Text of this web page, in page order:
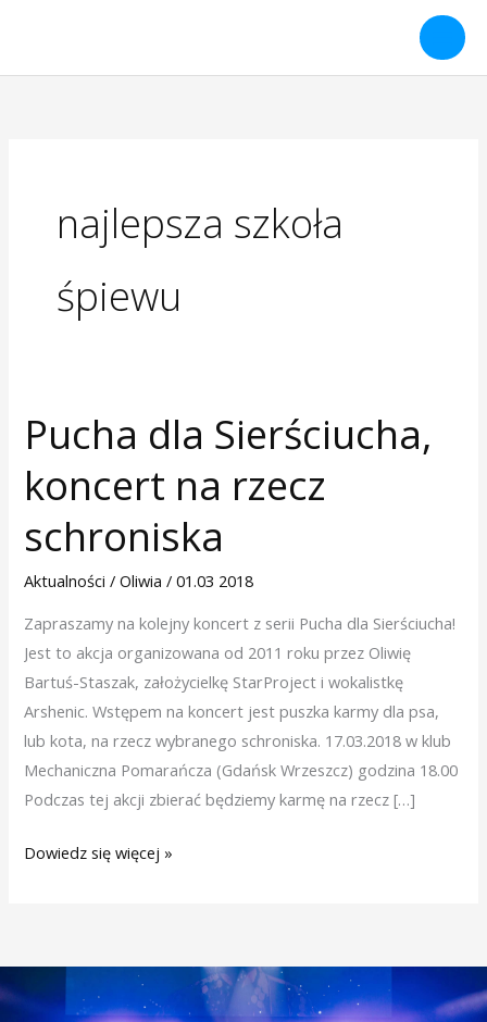
treści
najlepsza szkoła
śpiewu
Pucha dla Sierściucha,
koncert na rzecz
schroniska
Aktualności /Oliwia/01.03 2018
Zapraszamy na kolejny koncert z serii Pucha dla Sierściucha!
Jest to akcja organizowana od 2011 roku przez Oliwię
Bartuś-Staszak, założycielkę StarProject i wokalistkę
Arshenic. Wstępem na koncert jest puszka karmy dla psa,
lub kota, na rzecz wybranego schroniska. 17.03.2018 w klub
Mechaniczna Pomarańcza (Gdańsk Wrzeszcz) godzina 18.00
Podczas tej akcji zbierać będziemy karmę na rzecz […]
Pucha
dla
Sierściucha,
na
Dowiedz się więcej »